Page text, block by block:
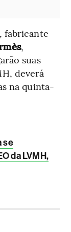
fabricante
,
suas
deverá
na quinta-
se
da LVMH,